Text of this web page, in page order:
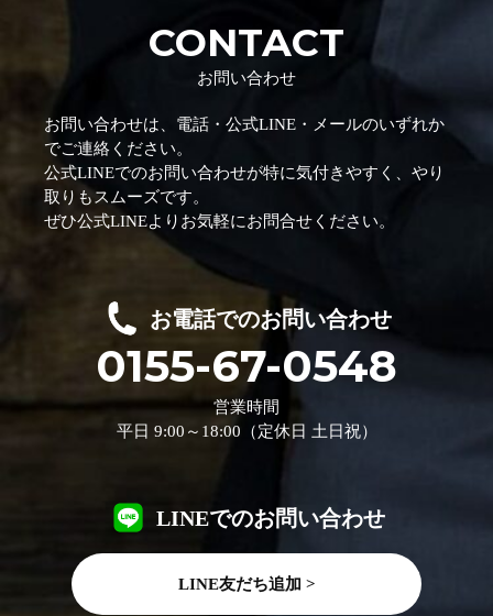
CONTACT
お問い合わせ
お問い合わせは、電話・公式LINE・メールのいずれか
でご連絡ください。
公式LINEでのお問い合わせが特に気付きやすく、やり
取りもスムーズです。
ぜひ公式LINEよりお気軽にお問合せください。
お電話でのお問い合わせ
0155-67-0548
営業時間
平日 9:00～18:00（定休日 土日祝）
LINEでのお問い合わせ
LINE友だち追加 >